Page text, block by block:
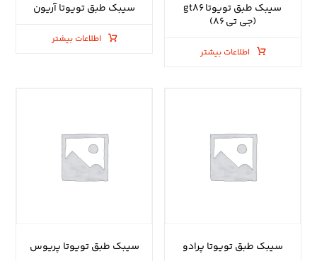
سیبک طبق تویوتا gt۸۶
(جی تی ۸۶)
اطلاعات بیشتر
سیبک طبق تویوتا آریون
اطلاعات بیشتر
سیبک طبق تویوتا پرادو سیبک طبق تویوتا پریوس